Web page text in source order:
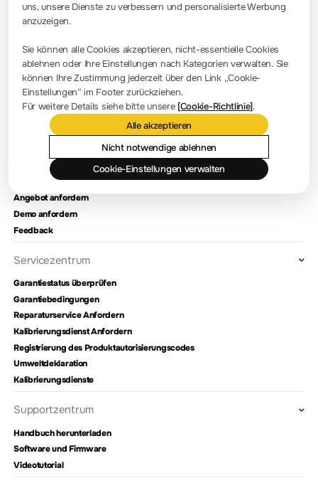
uns, unsere Dienste zu verbessern und personalisierte Werbung
anzuzeigen.
Sie können alle Cookies akzeptieren, nicht-essentielle Cookies
ablehnen oder Ihre Einstellungen nach Kategorien verwalten. Sie
können Ihre Zustimmung jederzeit über den Link „Cookie-
Einstellungen“ im Footer zurückziehen.
Für weitere Details siehe bitte unsere [Cookie-Richtlinie].
Alle akzeptieren
Nicht notwendige ablehnen
Cookie-Einstellungen verwalten
Firmennachrichten
Firmenvorstellung
Standort und Einrichtungen
Händlerabfrage
Kontaktieren Sie uns
Angebot anfordern
Demo anfordern
Feedback
Servicezentrum
Garantiestatus überprüfen
Garantiebedingungen
Reparaturservice Anfordern
Kalibrierungsdienst Anfordern
Registrierung des Produktautorisierungscodes
Umweltdeklaration
Kalibrierungsdienste
Supportzentrum
Handbuch herunterladen
Software und Firmware
Videotutorial